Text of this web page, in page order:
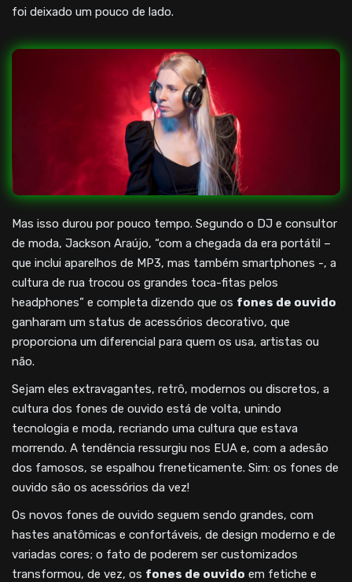
foi deixado um pouco de lado.
Mas isso durou por pouco tempo. Segundo o DJ e consultor
de moda, Jackson Araújo, “com a chegada da era portátil –
que inclui aparelhos de MP3, mas também smartphones -, a
cultura de rua trocou os grandes toca-fitas pelos
headphones” e completa dizendo que os fones de ouvido
ganharam um status de acessórios decorativo, que
proporciona um diferencial para quem os usa, artistas ou
não.
Sejam eles extravagantes, retrô, modernos ou discretos, a
cultura dos fones de ouvido está de volta, unindo
tecnologia e moda, recriando uma cultura que estava
morrendo. A tendência ressurgiu nos EUA e, com a adesão
dos famosos, se espalhou freneticamente. Sim: os fones de
ouvido são os acessórios da vez!
Os novos fones de ouvido seguem sendo grandes, com
hastes anatômicas e confortáveis, de design moderno e de
variadas cores; o fato de poderem ser customizados
transformou, de vez, os fones de ouvido em fetiche e